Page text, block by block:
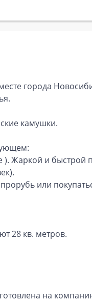
города
камушки.
). Жаркой и
или
28 кв. метров.
на